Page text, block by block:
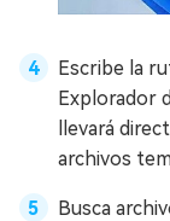
Escribe la
Explorador
llevará
archivos
Busca